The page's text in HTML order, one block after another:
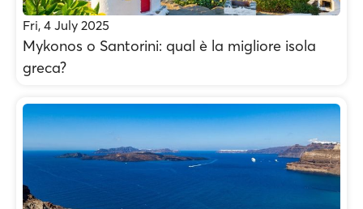
Fri, 4 July 2025
Mykonos o Santorini: qual è la migliore isola
greca?